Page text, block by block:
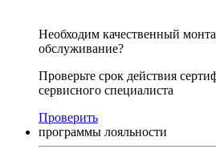
Необходим качественный
обслуживание?
Проверьте срок действия
сервисного специалиста
Проверить
программы лояльности